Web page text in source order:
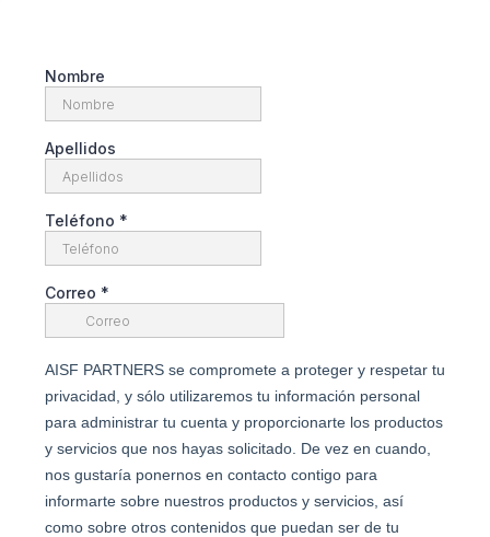
Nombre
Apellidos
Teléfono *
Correo *
AISF PARTNERS se compromete a proteger y respetar tu
privacidad, y sólo utilizaremos tu información personal
para administrar tu cuenta y proporcionarte los productos
y servicios que nos hayas solicitado. De vez en cuando,
nos gustaría ponernos en contacto contigo para
informarte sobre nuestros productos y servicios, así
como sobre otros contenidos que puedan ser de tu